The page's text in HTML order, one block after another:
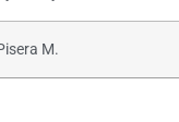
M.